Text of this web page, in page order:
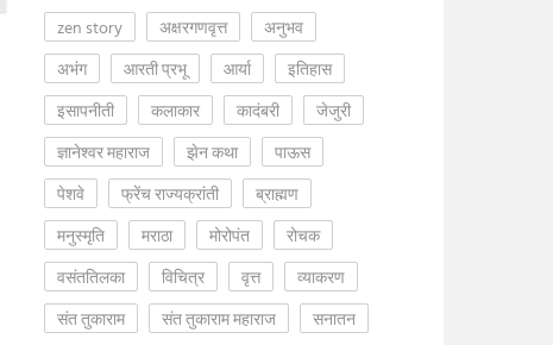
zen story
अक्षरगणवृत्त
अनुभव
अभंग
आरती प्रभू आर्या
इतिहास
इसापनीती
कलाकार कादंबरी
जेजुरी
ज्ञानेश्वर महाराज
झेन कथा
पाऊस
पेशवे
फ्रेंच राज्यक्रांती
ब्राह्मण
मनुस्मृति
मराठा मोरोपंत
रोचक
वसंततिलका
विचित्र वृत्त
व्याकरण
संत तुकाराम
संत तुकाराम महाराज
सनातन